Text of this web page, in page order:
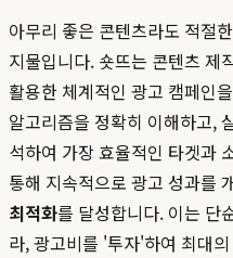
아무리 좋은 콘텐츠라도 적절
지물입니다. 숏뜨는 콘텐츠 제
활용한 체계적인 광고 캠페인
알고리즘을 정확히 이해하고,
석하여 가장 효율적인 타겟과
통해 지속적으로 광고 성과를
최적화를 달성합니다. 이는 단
라, 광고비를 '투자'하여 최대